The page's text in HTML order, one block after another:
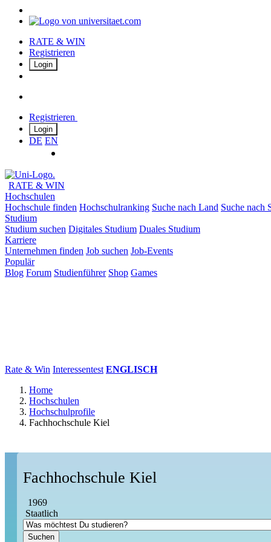
RATE & WIN
Registrieren
Login
Registrieren
Login
DE EN
RATE & WIN
Hochschulen
Hochschule finden Hochschulranking Suche nach Land Suche nach
Studium
Studium suchen Digitales Studium Duales Studium
Karriere
Unternehmen finden Job suchen Job-Events
Populär
Blog Forum Studienführer Shop Games
Rate & Win Interessentest ENGLISCH
Home
Hochschulen
Hochschulprofile
Fachhochschule Kiel
Fachhochschule Kiel
1969
Staatlich